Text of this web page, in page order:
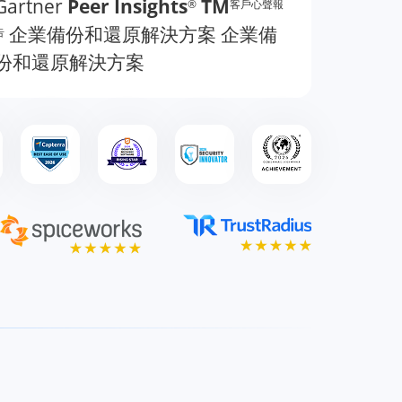
Peer Insights® TM客戶心聲報
企業備份和還原解決方案 企業備
和還原解決方案